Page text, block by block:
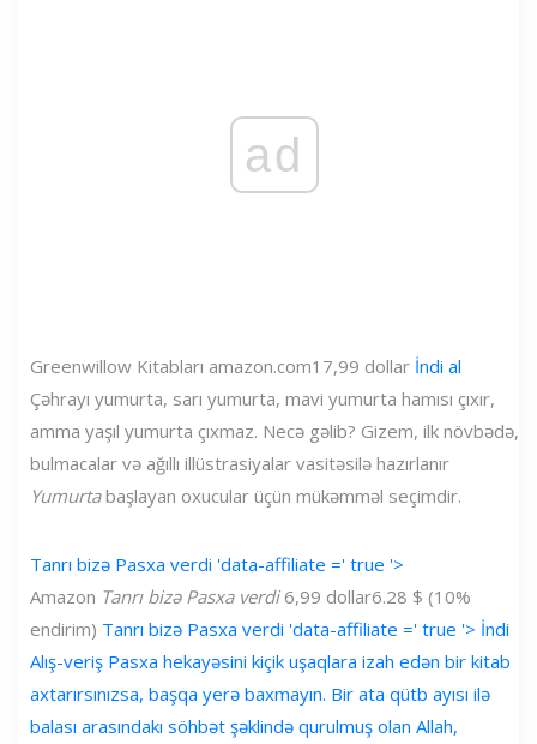
ad
Greenwillow Kitabları amazon.com17,99 dollar İndi al
Çəhrayı yumurta, sarı yumurta, mavi yumurta hamısı çıxır,
amma yaşıl yumurta çıxmaz. Necə gəlib? Gizem, ilk növbədə,
bulmacalar və ağıllı illüstrasiyalar vasitəsilə hazırlanır
Yumurtabaşlayan oxucular üçün mükəmməl seçimdir.
Tanrı bizə Pasxa verdi 'data-affiliate =' true '>
Amazon Tanrı bizə Pasxa verdi 6,99 dollar6.28 $ (10%
endirim) Tanrı bizə Pasxa verdi 'data-affiliate =' true '> İndi
Alış-veriş Pasxa hekayəsini kiçik uşaqlara izah edən bir kitab
axtarırsınızsa, başqa yerə baxmayın. Bir ata qütb ayısı ilə
balası arasındakı söhbət şəklində qurulmuş olan Allah,